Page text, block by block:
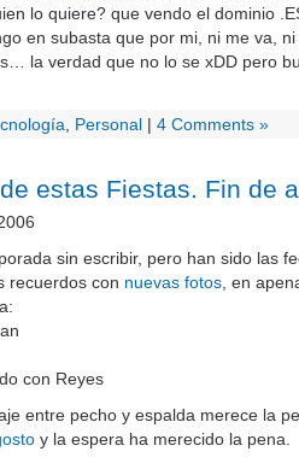
lo quiere? que vendo el dominio
en subasta que por mi, ni me va,
la verdad que no lo se xDD pero
Personal | 4 Comments »
estas Fiestas. Fin de
sin escribir, pero han sido las
recuerdos con nuevas fotos , en
con Reyes
entre pecho y espalda merece la
y la espera ha merecido la pena.